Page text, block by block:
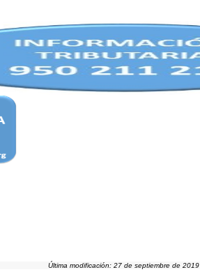
Última modificación: 27 de septiembre de 2019